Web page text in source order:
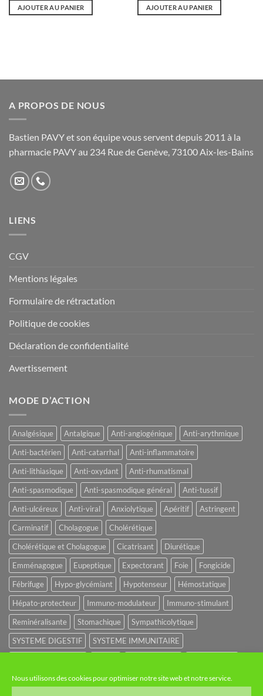
Nous utilisons des cookies pour optimiser notre site web et notre service.
AJOUTER AU PANIER AJOUTER AU PANIER
A PROPOS DE NOUS
Bastien PAVY et son équipe vous servent depuis 2011 à la
pharmacie PAVY au 234 Rue de Genève, 73100 Aix-les-Bains
LIENS
CGV
Mentions légales
Formulaire de rétractation
Politique de cookies
Déclaration de confidentialité
Avertissement
MODE D’ACTION
Analgésique Antalgique Anti-angiogénique
Anti-arythmique
Anti-bactérien
Anti-catarrhal
Anti-inflammatoire
Anti-lithiasique
Anti-oxydant
Anti-rhumatismal
Anti-spasmodique
Anti-spasmodique général
Anti-tussif
Anti-ulcéreux
Anti-viral Anxiolytique Apéritif
Astringent
Carminatif
Cholagogue
Cholérétique
Cholérétique et Cholagogue
Cicatrisant
Diurétique
Emménagogue
Eupeptique Expectorant Foie
Fongicide
Fébrifuge
Hypo-glycémiant Hypotenseur
Hémostatique
Hépato-protecteur
Immuno-modulateur
Immuno-stimulant
Reminéralisante
Stomachique
Sympathicolytique
SYSTEME DIGESTIF
SYSTEME IMMUNITAIRE